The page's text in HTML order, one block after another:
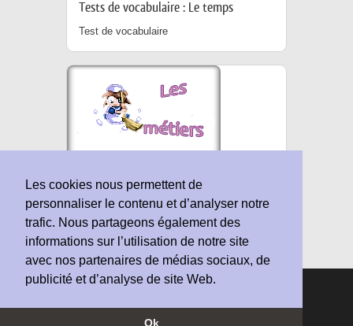
Les cookies nous permettent de
personnaliser le contenu et d’analyser notre
trafic. Nous partageons également des
informations sur l’utilisation de notre site
avec nos partenaires de médias sociaux, de
publicité et d’analyse de site Web.
Ok
Tests de vocabulaire : Le temps
Test de vocabulaire
Les métiers
Test de vocabulaire
Conditions d'utilisation